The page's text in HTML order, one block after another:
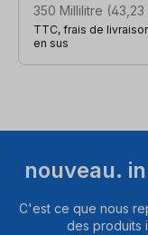
350 Millilitre
TTC, frais de
en sus
nouveau.
C'est ce que nous
des produits